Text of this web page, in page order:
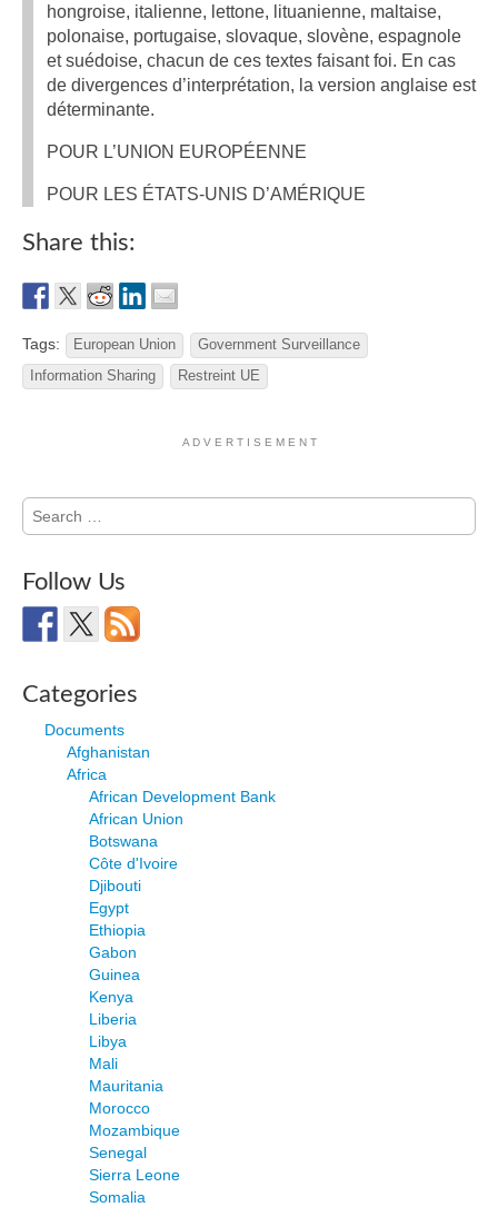
hongroise, italienne, lettone, lituanienne, maltaise,
polonaise, portugaise, slovaque, slovène, espagnole
et suédoise, chacun de ces textes faisant foi. En cas
de divergences d’interprétation, la version anglaise est
déterminante.
POUR L’UNION EUROPÉENNE
POUR LES ÉTATS-UNIS D’AMÉRIQUE
Share this:
Tags: European Union
Government Surveillance
Information Sharing
Restreint UE
A D V E R T I S E M E N T
Search
for:
Follow Us
Categories
Documents
Afghanistan
Africa
African Development Bank
African Union
Botswana
Côte d'Ivoire
Djibouti
Egypt
Ethiopia
Gabon
Guinea
Kenya
Liberia
Libya
Mali
Mauritania
Morocco
Mozambique
Senegal
Sierra Leone
Somalia